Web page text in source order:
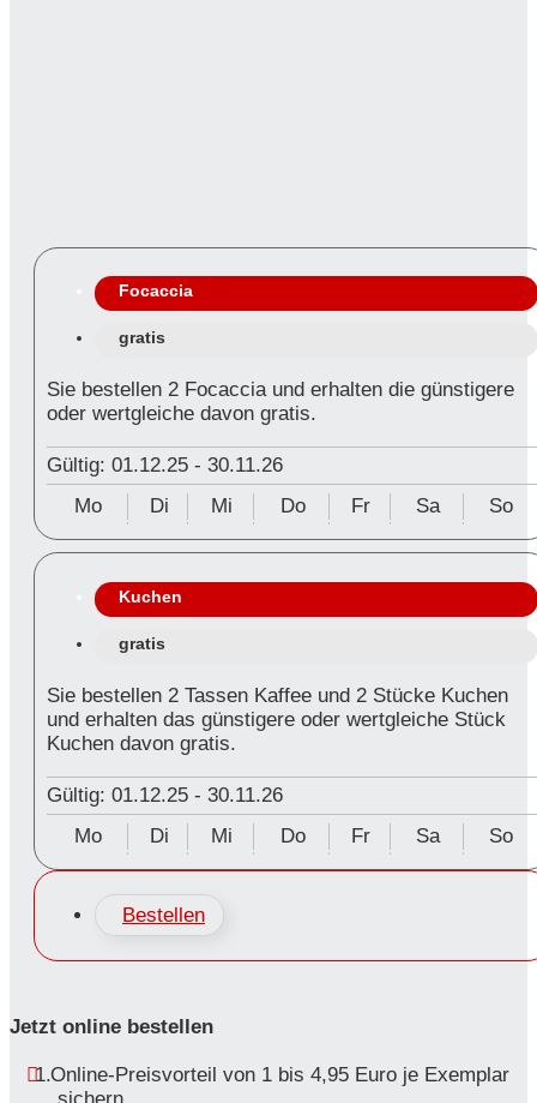
Focaccia
gratis
Sie bestellen 2 Focaccia und erhalten die günstigere
oder wertgleiche davon gratis.
Gültig: 01.12.25 - 30.11.26
Mo
Di Mi Do Fr Sa So
Kuchen
gratis
Sie bestellen 2 Tassen Kaffee und 2 Stücke Kuchen
und erhalten das günstigere oder wertgleiche Stück
Kuchen davon gratis.
Gültig: 01.12.25 - 30.11.26
Mo
Di Mi Do Fr Sa So
Bestellen
Jetzt online bestellen
Online-Preisvorteil von 1 bis 4,95 Euro je Exemplar